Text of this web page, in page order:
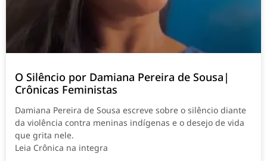
O Silêncio por Damiana Pereira de Sousa|
Crônicas Feministas
Damiana Pereira de Sousa escreve sobre o silêncio diante
da violência contra meninas indígenas e o desejo de vida
que grita nele.
Leia Crônica na integra